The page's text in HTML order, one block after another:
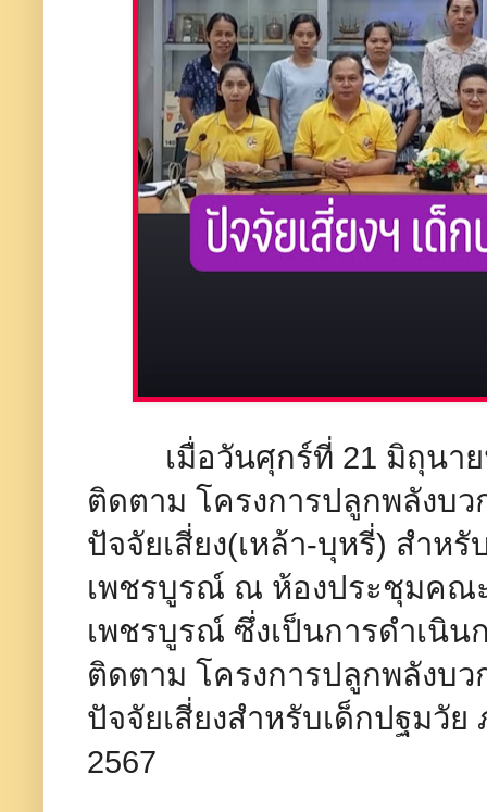
เมื่อวันศุกร์ที่ 21 มิถุนาย
ติดตาม โครงการปลูกพลังบ
ปัจจัยเสี่ยง(เหล้า-บุหรี่) สำหรั
เพชรบูรณ์ ณ ห้องประชุมคณ
เพชรบูรณ์ ซึ่งเป็นการดำเนิ
ติดตาม โครงการปลูกพลังบ
ปัจจัยเสี่ยงสำหรับเด็กปฐมวั
2567